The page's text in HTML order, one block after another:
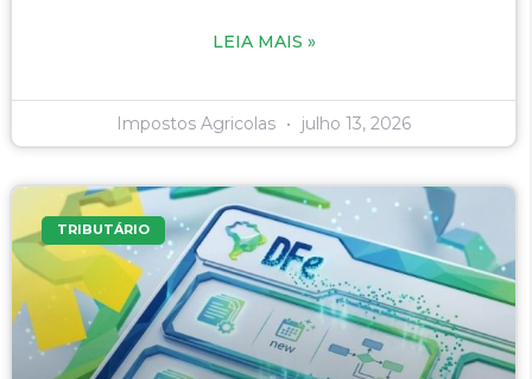
LEIA MAIS »
Impostos Agricolas julho 13, 2026
TRIBUTÁRIO